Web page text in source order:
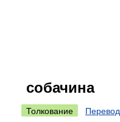
собачина
Толкование Перевод